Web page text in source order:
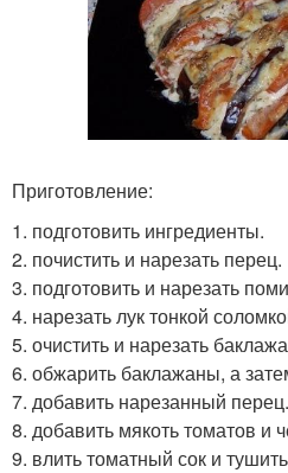
Приготовление:
1. подготовить ингредиенты.
2. почистить и нарезать перец.
3. подготовить и нарезать
4. нарезать лук тонкой
5. очистить и нарезать
6. обжарить баклажаны, а
7. добавить нарезанный перец.
8. добавить мякоть томатов и
9. влить томатный сок и